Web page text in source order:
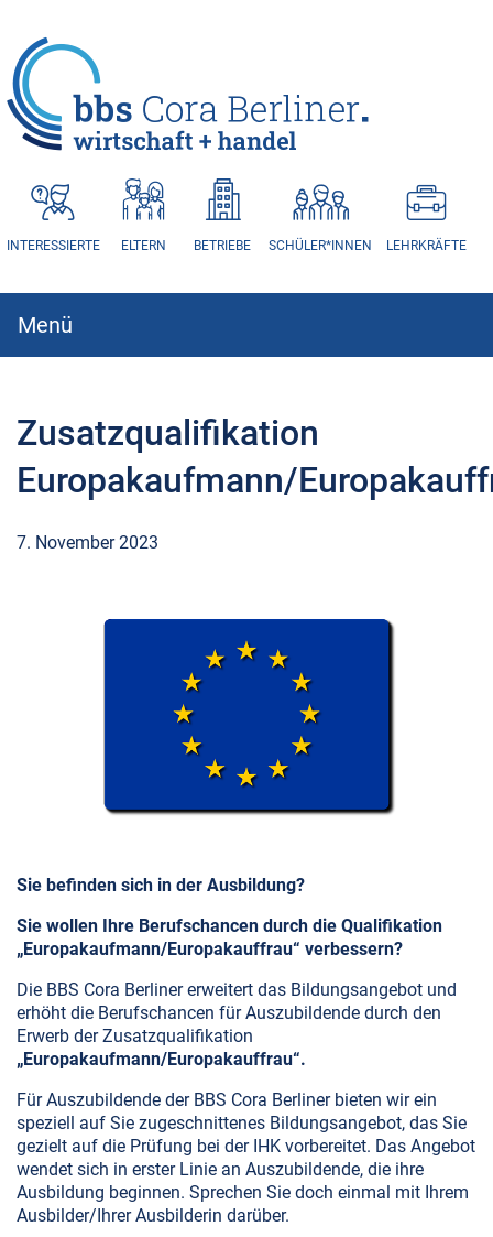
HAUPTNAVIGATION
INTERESSIERTE ELTERN BETRIEBE SCHÜLER*INNEN LEHRKRÄFTE
Hauptnavigation
Menü
Zusatzqualifikation
Europakaufmann/
7. November 2023
Sie befinden sich in der Ausbildung?
Sie wollen Ihre Berufschancen durch die Qualifikation
„Europakaufmann/Europakauffrau“ verbessern?
Die BBS Cora Berliner erweitert das Bildungsangebot und
erhöht die Berufschancen für Auszubildende durch den
Erwerb der Zusatzqualifikation
„Europakaufmann/Europakauffrau“.
Für Auszubildende der BBS Cora Berliner bieten wir ein
speziell auf Sie zugeschnittenes Bildungsangebot, das Sie
gezielt auf die Prüfung bei der IHK vorbereitet. Das Angebot
wendet sich in erster Linie an Auszubildende, die ihre
Ausbildung beginnen. Sprechen Sie doch einmal mit Ihrem
Ausbilder/Ihrer Ausbilderin darüber.